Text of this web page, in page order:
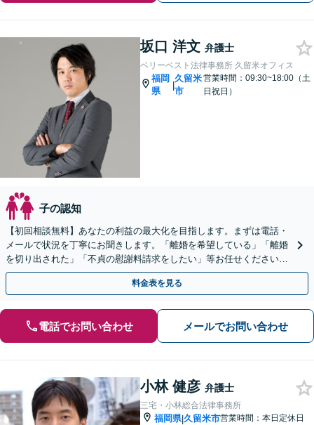
坂口 洋文 弁護士
ベリーベスト法律事務所 久留米オフィス
福岡
県
|
久留米
市
営業時間：09:30~18:00（土
日祝日）
子の認知
【初回相談無料】あなたの利益の最大化を目指します。まずは電話・
メールで状況を丁寧にお聞きします。「離婚を希望している」「離婚
を切り出された」「不貞の慰謝料請求をしたい」等お任せください。
【リーズナブルな料金設定】
料金表を見る
電話でお問い合わせ メールでお問い合わせ
小林 健彦 弁護士
三宅・小林総合法律事務所
福岡県|久留米市営業時間：本日定休日